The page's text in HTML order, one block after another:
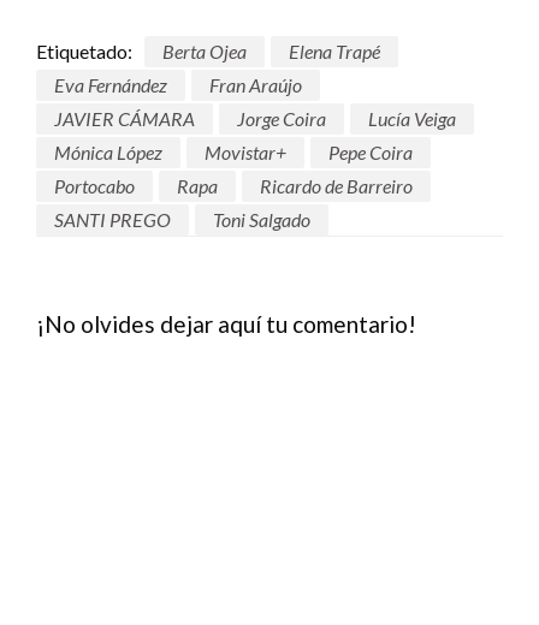
Etiquetado: Berta Ojea
Elena Trapé
Eva Fernández
Fran Araújo
JAVIER CÁMARA
Jorge Coira
Lucía Veiga
Mónica López
Movistar+
Pepe Coira
Portocabo
Rapa
Ricardo de Barreiro
SANTI PREGO
Toni Salgado
¡No olvides dejar aquí tu comentario!